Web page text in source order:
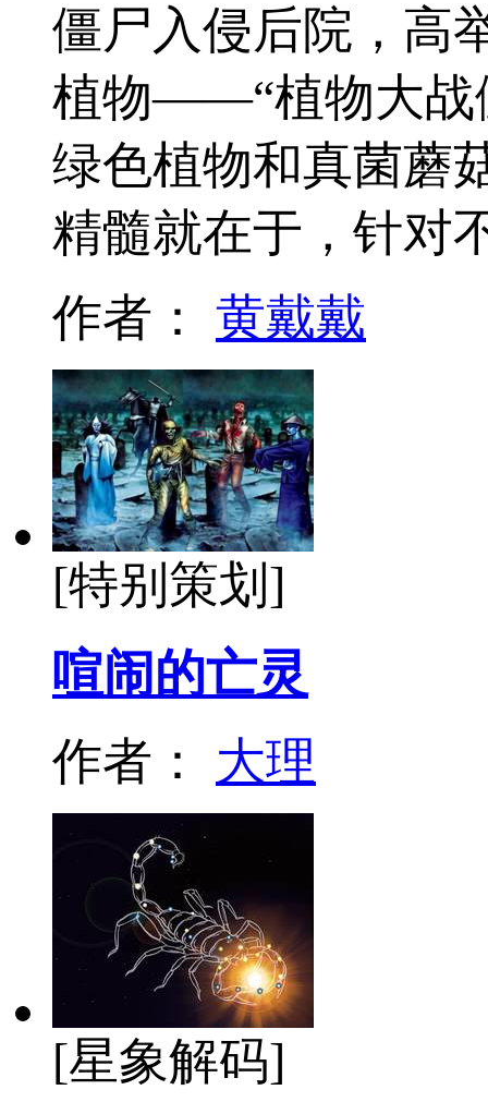
僵尸入侵后院，高
植物——“植物大战
绿色植物和真菌蘑
精髓就在于，针
作者： 黄戴戴
[特别策划]
喧闹的亡灵
作者： 大理
[星象解码]